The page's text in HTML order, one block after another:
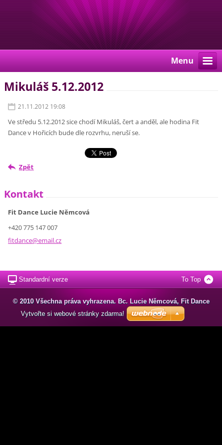
Menu
Mikuláš 5.12.2012
21.11.2012 19:08
Ve středu 5.12.2012 sice chodí Mikuláš, čert a anděl, ale hodina Fit
Dance v Hořicích bude dle rozvrhu, neruší se.
Zpět
Kontakt
Fit Dance Lucie Němcová
+420 775 147 007
fitdance@email.cz
Standardní verze To Top
© 2010 Všechna práva vyhrazena. Bc. Lucie Němcová, Fit Dance
Vytvořte si webové stránky zdarma!